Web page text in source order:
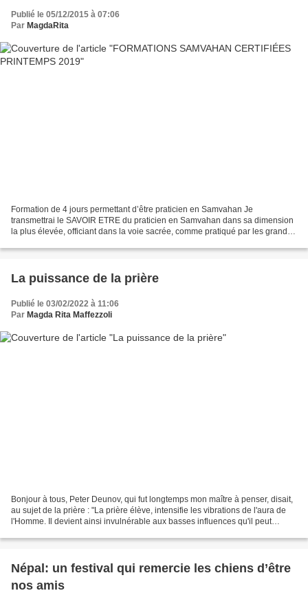
Publié le 05/12/2015 à 07:06
Par MagdaRita
Formation de 4 jours permettant d’être praticien en Samvahan Je
transmettrai le SAVOIR ETRE du praticien en Samvahan dans sa dimension
la plus élevée, officiant dans la voie sacrée, comme pratiqué par les grands
La puissance de la prière
Publié le 03/02/2022 à 11:06
Par Magda Rita Maffezzoli
Bonjour à tous, Peter Deunov, qui fut longtemps mon maître à penser, disait,
au sujet de la prière : "La prière élève, intensifie les vibrations de l'aura de
l'Homme. Il devient ainsi invulnérable aux basses influences qu'il peut
Népal: un festival qui remercie les chiens d’être
nos amis